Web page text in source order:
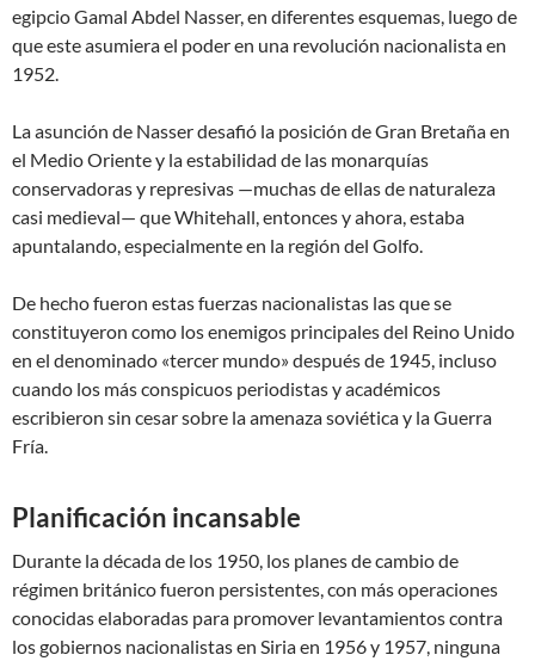
egipcio Gamal Abdel Nasser, en diferentes esquemas, luego de
que este asumiera el poder en una revolución nacionalista en
1952.
La asunción de Nasser desafió la posición de Gran Bretaña en
el Medio Oriente y la estabilidad de las monarquías
conservadoras y represivas —muchas de ellas de naturaleza
casi medieval— que Whitehall, entonces y ahora, estaba
apuntalando, especialmente en la región del Golfo.
De hecho fueron estas fuerzas nacionalistas las que se
constituyeron como los enemigos principales del Reino Unido
en el denominado «tercer mundo» después de 1945, incluso
cuando los más conspicuos periodistas y académicos
escribieron sin cesar sobre la amenaza soviética y la Guerra
Fría.
Planificación incansable
Durante la década de los 1950, los planes de cambio de
régimen británico fueron persistentes, con más operaciones
conocidas elaboradas para promover levantamientos contra
los gobiernos nacionalistas en Siria en 1956 y 1957, ninguna